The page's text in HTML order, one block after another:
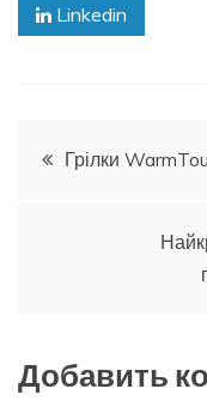
Linkedin
Грілки
Добавить